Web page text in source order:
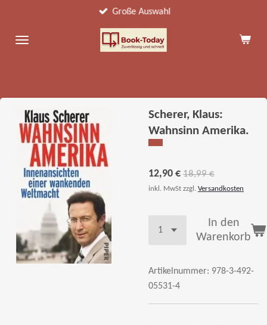
springen
Große Auswahl
Scherer, Klaus:
Wahnsinn Amerika.
12,90 € 18,99 €
inkl. MwSt zzgl. Versandkosten
In den
Warenkorb
Artikelnummer: 978-3-492-
05531-4